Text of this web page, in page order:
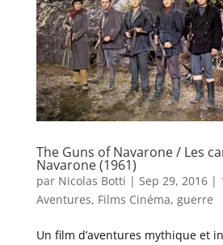
The Guns of Navarone / Les
Navarone (1961)
par Nicolas Botti | Sep 29, 2016|
Aventures, Films Cinéma, guerre
Un film d’aventures mythique et